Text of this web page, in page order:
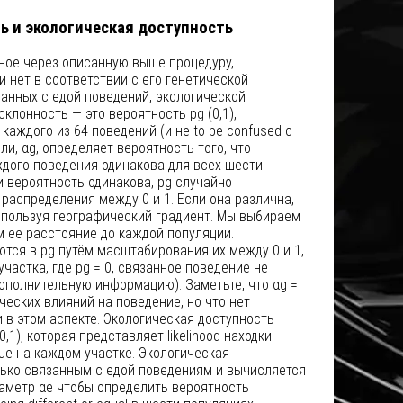
и экологическая доступность
через описанную выше процедуру,
в соответствии с его генетической
с едой поведений, экологической
— это вероятность pg (0,1),
из 64 поведений (и не to be confused с
αg, определяет вероятность того, что
поведения одинакова для всех шести
одинакова, pg случайно
между 0 и 1. Если она различна,
географический градиент. Мы выбираем
расстояние до каждой популяции.
в pg путём масштабирования их между 0 и 1,
где pg = 0, связанное поведение не
информацию). Заметьте, что αg =
влияний на поведение, но что нет
этом аспекте. Экологическая доступность —
которая представляет likelihood находки
на каждом участке. Экологическая
связанным с едой поведениям и вычисляется
αe чтобы определить вероятность